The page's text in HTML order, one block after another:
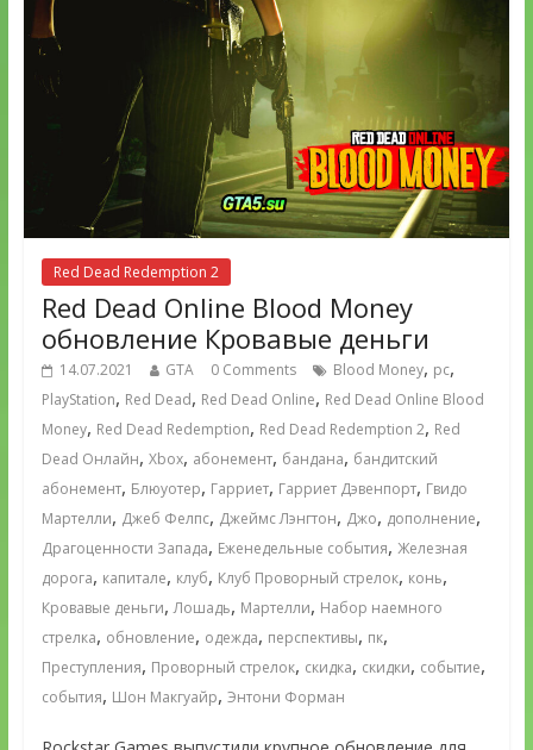
Red Dead Redemption 2
Red Dead Online Blood Money
обновление Кровавые деньги
14.07.2021 GTA 0 Comments Blood Money, pc,
PlayStation, Red Dead, Red Dead Online, Red Dead Online Blood
Money, Red Dead Redemption, Red Dead Redemption 2, Red
Dead Онлайн, Xbox, абонемент, бандана, бандитский
абонемент, Блюуотер, Гарриет, Гарриет Дэвенпорт, Гвидо
Мартелли, Джеб Фелпс, Джеймс Лэнгтон, Джо, дополнение,
Драгоценности Запада, Еженедельные события, Железная
дорога, капитале, клуб, Клуб Проворный стрелок, конь,
Кровавые деньги,Лошадь, Мартелли, Набор наемного
стрелка, обновление, одежда, перспективы, пк,
Преступления, Проворный стрелок, скидка, скидки, событие,
события, Шон Макгуайр, Энтони Форман